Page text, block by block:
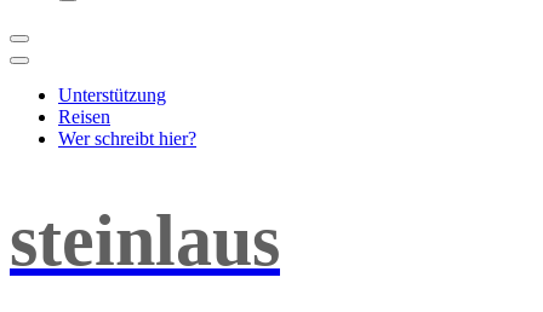
Unterstützung
Reisen
Wer schreibt hier?
steinlaus